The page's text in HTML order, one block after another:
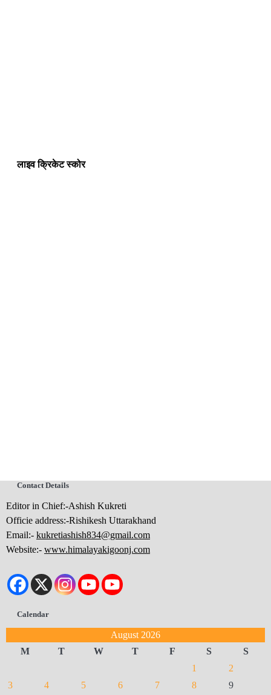
लाइव क्रिकेट स्कोर
Contact Details
Editor in Chief:-Ashish Kukreti
Officie address:-Rishikesh Uttarakhand
Email:- kukretiashish834@gmail.com
Website:- www.himalayakigoonj.com
Calendar
August 2026
M
T W T F S
S
1
2
3
4 5 6 7 8
9